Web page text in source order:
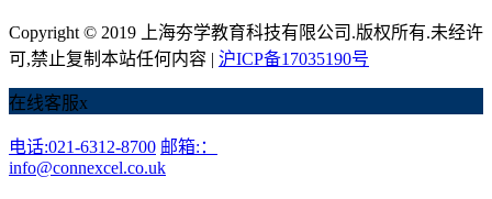
Copyright © 2019 上海夯学教育科技有限公司.版权所有.未经许
可,禁止复制本站任何内容 | 沪ICP备17035190号
在线客服x
电话:021-6312-8700 邮箱:：
info@connexcel.co.uk